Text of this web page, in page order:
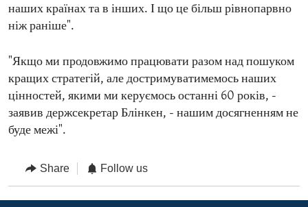
наших країнах та в інших. І що це більш рівнопарвно
ніж раніше".
"Якщо ми продовжимо працювати разом над пошуком
кращих стратегій, але достримуватимемось наших
цінностей, якими ми керуємось останні 60 років, -
заявив держсекретар Блінкен, - нашим досягненням не
буде межі".
Share Follow us